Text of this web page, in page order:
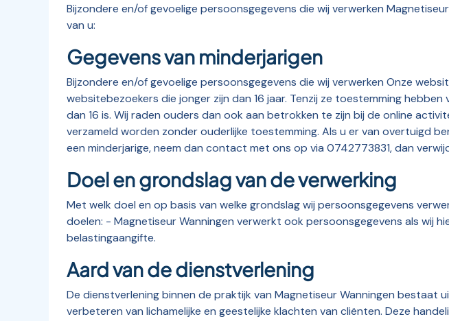
Bijzondere en/of gevoelige persoonsgegevens die wij verwerken
van u:
Gegevens van minderjarigen
Bijzondere en/of gevoelige persoonsgegevens die wij verwerken Onze
websitebezoekers die jonger zijn dan 16 jaar. Tenzij ze toestemming
dan 16 is. Wij raden ouders dan ook aan betrokken te zijn bij de online
verzameld worden zonder ouderlijke toestemming. Als u er van overtuigd
een minderjarige, neem dan contact met ons op via 0742773831, dan
Doel en grondslag van de verwerking
Met welk doel en op basis van welke grondslag wij persoonsgegevens
doelen: - Magnetiseur Wanningen verwerkt ook persoonsgegevens als wij
belastingaangifte.
Aard van de dienstverlening
De dienstverlening binnen de praktijk van Magnetiseur Wanningen
verbeteren van lichamelijke en geestelijke klachten van cliënten. Deze